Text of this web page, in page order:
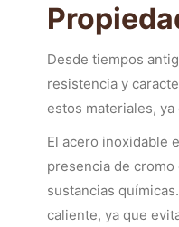
Desde tiempos
resistencia y
estos materiales,
El acero inoxidable
presencia de
sustancias
caliente, ya que